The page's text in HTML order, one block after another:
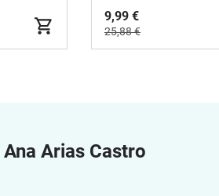
9,99 €
25,88 €
Ana Arias Castro